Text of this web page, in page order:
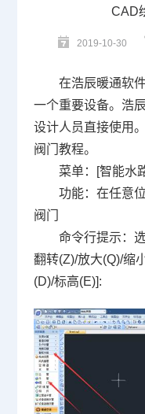
CAD
2019-10-30
在浩辰暖通软
一个重要设备。浩
设计人员直接使用
阀门教程。
菜单：
智能水
功能：在任意
阀门
命令行提示：
翻转(Z)/放大(Q)/缩
(D)/标高(E)]: